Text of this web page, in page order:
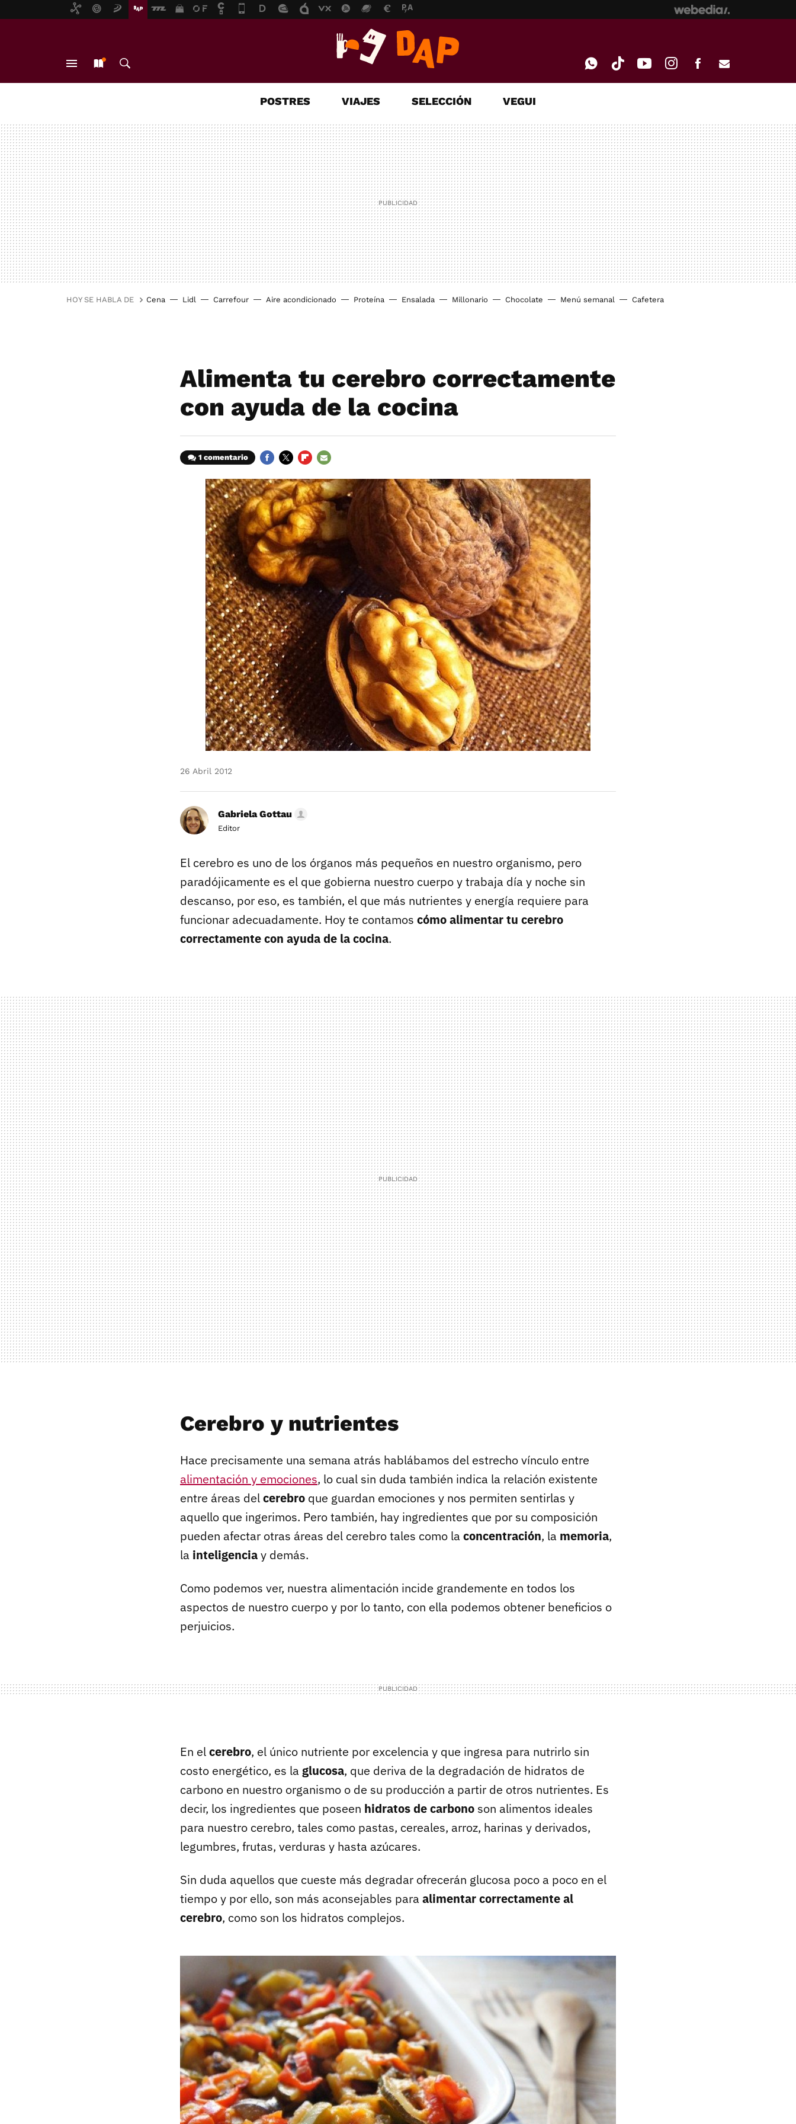
MAIL
POSTRES VIAJES SELECCIÓN VEGUI
HOY SE HABLA DE Cena Lidl Carrefour Aire acondicionado Proteína Ensalada Millonario Chocolate Menú semanal Cafetera
Alimenta tu cerebro correctamente
con ayuda de la cocina
1 comentario
MAIL
26 Abril 2012
Gabriela Gottau
Editor
El cerebro es uno de los órganos más pequeños en nuestro organismo, pero
paradójicamente es el que gobierna nuestro cuerpo y trabaja día y noche sin
descanso, por eso, es también, el que más nutrientes y energía requiere para
funcionar adecuadamente. Hoy te contamos cómo alimentar tu cerebro
correctamente con ayuda de la cocina.
Cerebro y nutrientes
Hace precisamente una semana atrás hablábamos del estrecho vínculo entre
alimentación y emociones, lo cual sin duda también indica la relación existente
entre áreas delcerebro que guardan emociones y nos permiten sentirlas y
aquello que ingerimos. Pero también, hay ingredientes que por su composición
pueden afectar otras áreas del cerebro tales como la concentración, la memoria,
la inteligenciay demás.
Como podemos ver, nuestra alimentación incide grandemente en todos los
aspectos de nuestro cuerpo y por lo tanto, con ella podemos obtener beneficios o
perjuicios.
En elcerebro, el único nutriente por excelencia y que ingresa para nutrirlo sin
costo energético, es la glucosa, que deriva de la degradación de hidratos de
carbono en nuestro organismo o de su producción a partir de otros nutrientes. Es
decir, los ingredientes que poseen hidratos de carbono son alimentos ideales
para nuestro cerebro, tales como pastas, cereales, arroz, harinas y derivados,
legumbres, frutas, verduras y hasta azúcares.
Sin duda aquellos que cueste más degradar ofrecerán glucosa poco a poco en el
tiempo y por ello, son más aconsejables para alimentar correctamente al
cerebro, como son los hidratos complejos.